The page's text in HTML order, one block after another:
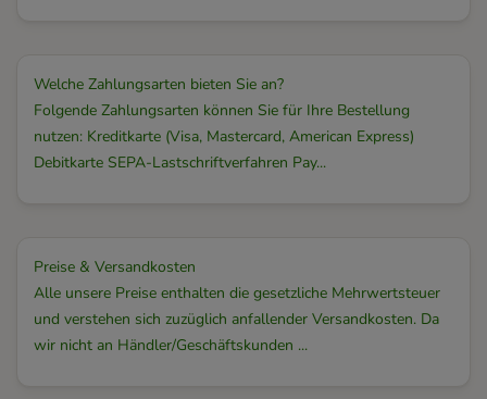
Welche Zahlungsarten bieten Sie an?
Folgende Zahlungsarten können Sie für Ihre Bestellung
nutzen: Kreditkarte (Visa, Mastercard, American Express)
Debitkarte SEPA-Lastschriftverfahren Pay...
Preise & Versandkosten
Alle unsere Preise enthalten die gesetzliche Mehrwertsteuer
und verstehen sich zuzüglich anfallender Versandkosten. Da
wir nicht an Händler/Geschäftskunden ...